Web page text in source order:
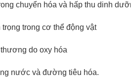
chuyển hóa và hấp thu dinh
trong cơ thể động vật
do oxy hóa
nước và đường tiêu hóa.